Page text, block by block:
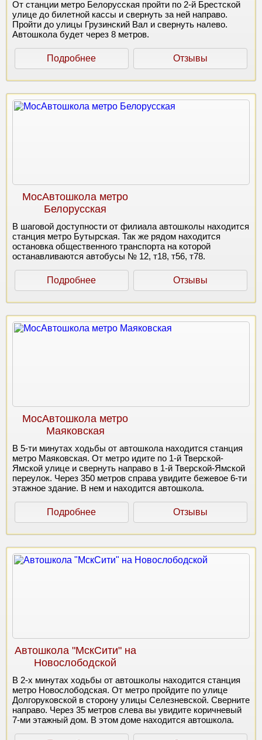
От станции метро Белорусская пройти по 2-й Брестской
улице до билетной кассы и свернуть за ней направо.
Пройти до улицы Грузинский Вал и свернуть налево.
Автошкола будет через 8 метров.
Подробнее Отзывы
МосАвтошкола метро
Белорусская
В шаговой доступности от филиала автошколы находится
станция метро Бутырская. Так же рядом находится
остановка общественного транспорта на которой
останавливаются автобусы № 12, т18, т56, т78.
Подробнее Отзывы
МосАвтошкола метро
Маяковская
В 5-ти минутах ходьбы от автошкола находится станция
метро Маяковская. От метро идите по 1-й Тверской-
Ямской улице и свернуть направо в 1-й Тверской-Ямской
переулок. Через 350 метров справа увидите бежевое 6-ти
этажное здание. В нем и находится автошкола.
Подробнее Отзывы
Автошкола "МскСити" на
Новослободской
В 2-х минутах ходьбы от автошколы находится станция
метро Новослободская. От метро пройдите по улице
Долгоруковской в сторону улицы Селезневской. Сверните
направо. Через 35 метров слева вы увидите коричневый
7-ми этажный дом. В этом доме находится автошкола.